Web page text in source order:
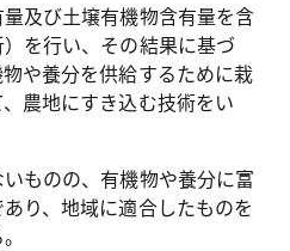
及び土壌有機物含有量を含
を行い、その結果に基づ
や養分を供給するために栽
農地にすき込む技術をい
ものの、有機物や養分に富
り、地域に適合したものを